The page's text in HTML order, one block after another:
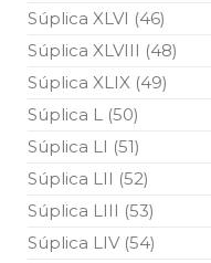
Súplica XLVI (46)
Súplica XLVIII (48)
Súplica XLIX (49)
Súplica L (50)
Súplica LI (51)
Súplica LII (52)
Súplica LIII (53)
Súplica LIV (54)